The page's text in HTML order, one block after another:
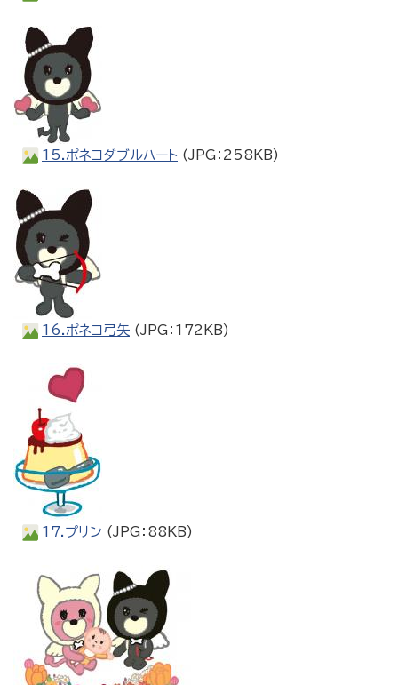
15.ポネコダブルハート (JPG：258KB)
16.ポネコ弓矢 (JPG：172KB)
17.プリン (JPG：88KB)